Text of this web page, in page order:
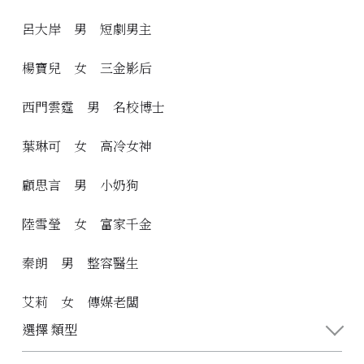
呂大岸 男 短劇男主
楊寶兒 女 三金影后
西門雲霆 男 名校博士
葉琳可 女 高冷女神
顧思言 男 小奶狗
陸雪瑩 女 富家千金
秦朗 男 整容醫生
艾莉 女 傳媒老闆
選擇 類型